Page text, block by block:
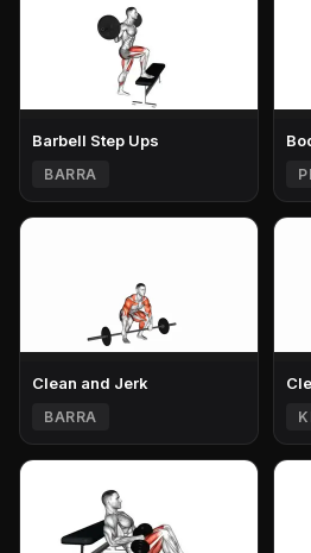
Barbell Step Ups
BARRA
Clean and Jerk
BARRA